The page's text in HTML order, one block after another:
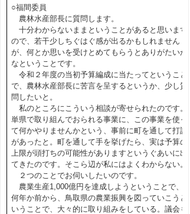
○福間委員
農林水産部長に質問します。
十分わからないままということがあると思います
ので、若干少しちぐはぐ感が出るかもしれません
が、何とか思いを受けとめてもらうとありがたいか
なということです。
令和２年度の当初予算編成に当たってということ
で、農林水産部長に苦言を呈するというか、少し質
問したいと。
私のところにこういう相談が寄せられたのです。
単県で取り組んでおられる事業に、この事業を使っ
て何かやりませんかという、事前に町を通して打診
があったと。町を通して手を挙げたら、実は予算の
上限が頭打ちの可能性がありますというぐあいに出
てきたのです。そこら辺が私にはよくわからない。
２つのことでお伺いしたいのです。
農業生産1,000億円を達成しようということで、
何年か前から、鳥取県の農業振興を図っていこうと
いうことで、大々的に取り組みをしている。議会も